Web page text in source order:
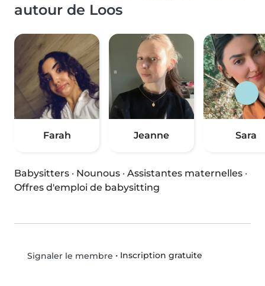
autour de Loos
Farah Jeanne Sara
Babysitters · Nounous · Assistantes maternelles ·
Offres d'emploi de babysitting
Signaler le membre • Inscription gratuite